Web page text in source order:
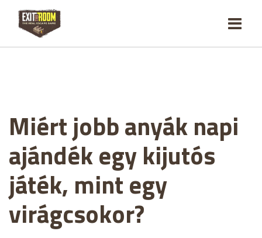
Miért jobb anyák napi
ajándék egy kijutós
játék, mint egy
virágcsokor?